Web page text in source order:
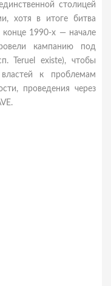
столицей
хотя в итоге битва
1990-х — начале
кампанию под
Teruel existe), чтобы
к проблемам
проведения через